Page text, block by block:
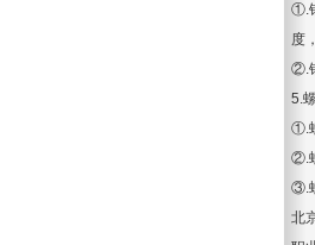
①.
度
②.
5.
①.
②.
③.
北